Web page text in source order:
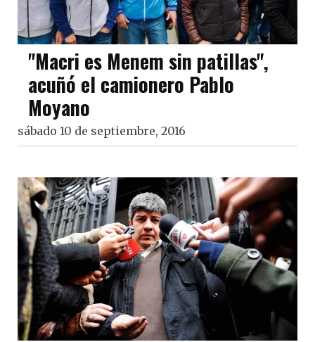
"Macri es Menem sin patillas",
acuñó el camionero Pablo
Moyano
sábado 10 de septiembre, 2016